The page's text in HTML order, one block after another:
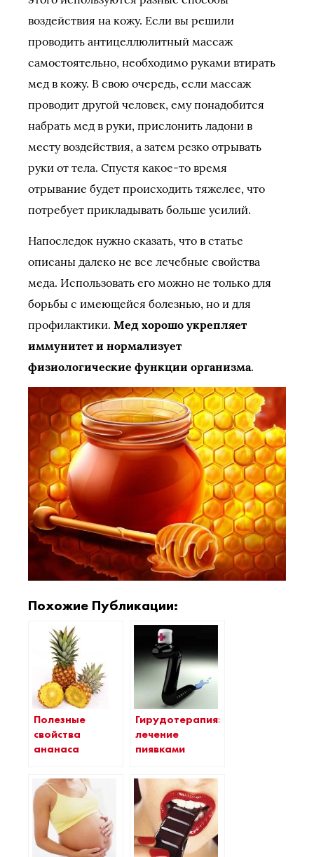
воздействия на кожу. Если вы решили
проводить антицеллюлитный массаж
самостоятельно, необходимо руками втирать
мед в кожу. В свою очередь, если массаж
проводит другой человек, ему понадобится
набрать мед в руки, прислонить ладони в
месту воздействия, а затем резко отрывать
руки от тела. Спустя какое-то время
отрывание будет происходить тяжелее, что
потребует прикладывать больше усилий.
Напоследок нужно сказать, что в статье
описаны далеко не все лечебные свойства
меда. Использовать его можно не только для
борьбы с имеющейся болезнью, но и для
профилактики. Мед хорошо укрепляет
иммунитет и нормализует
физиологические функции организма.
Похожие Публикации:
Полезные
свойства
ананаса
Гирудотерапия:
лечение
пиявками